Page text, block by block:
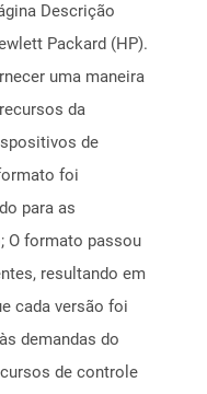
Descrição
Packard (HP).
uma maneira
da
de
foi
para as
O formato passou
resultando em
cada versão foi
demandas do
de controle